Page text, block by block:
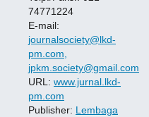
74771224
E-mail:
journalsociety@lkd-
pm.com,
jpkm.society@gmail.com
URL: www.jurnal.lkd-
pm.com
Publisher: Lembaga